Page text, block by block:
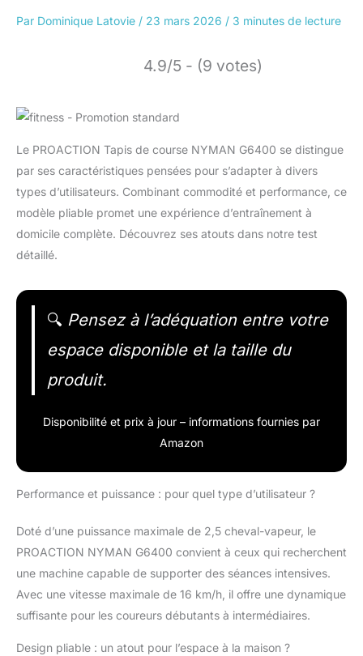
Par Dominique Latovie / 23 mars 2026 / 3 minutes de lecture
4.9/5 - (9 votes)
Le PROACTION Tapis de course NYMAN G6400 se distingue
par ses caractéristiques pensées pour s’adapter à divers
types d’utilisateurs. Combinant commodité et performance, ce
modèle pliable promet une expérience d’entraînement à
domicile complète. Découvrez ses atouts dans notre test
détaillé.
🔍 Pensez à l’adéquation entre votre
espace disponible et la taille du
produit.
Disponibilité et prix à jour – informations fournies par
Amazon
Performance et puissance : pour quel type d’utilisateur ?
Doté d’une puissance maximale de 2,5 cheval-vapeur, le
PROACTION NYMAN G6400 convient à ceux qui recherchent
une machine capable de supporter des séances intensives.
Avec une vitesse maximale de 16 km/h, il offre une dynamique
suffisante pour les coureurs débutants à intermédiaires.
Design pliable : un atout pour l’espace à la maison ?